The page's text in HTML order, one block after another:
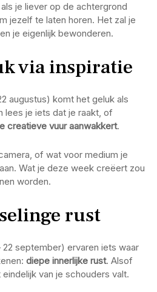
je liever op de achtergrond
jezelf te laten horen. Het zal je
je eigenlijk bewonderen.
via inspiratie
augustus) komt het geluk als
lees je iets dat je raakt, of
creatieve vuur aanwakkert.
of wat voor medium je
Wat je deze week creëert zou
worden.
rust
september) ervaren iets waar
diepe innerlijke rust. Alsof
van je schouders valt.